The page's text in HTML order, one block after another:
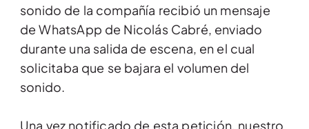
sonido de la compañía recibió un mensaje
de WhatsApp de Nicolás Cabré, enviado
durante una salida de escena, en el cual
solicitaba que se bajara el volumen del
sonido.
Una vez notificado de esta petición, nuestro